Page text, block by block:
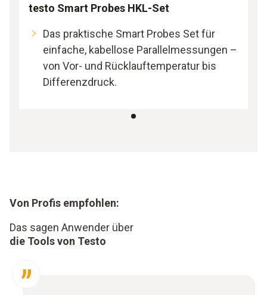
testo Smart Probes HKL-Set
Das praktische Smart Probes Set für
einfache, kabellose Parallelmessungen –
von Vor- und Rücklauftemperatur bis
Differenzdruck.
Von Profis empfohlen:
Das sagen Anwender über
die Tools von Testo